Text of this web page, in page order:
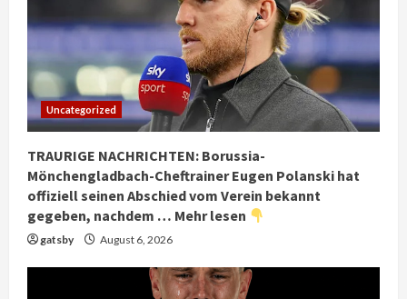
Uncategorized
TRAURIGE NACHRICHTEN: Borussia-
Mönchengladbach-Cheftrainer Eugen Polanski hat
offiziell seinen Abschied vom Verein bekannt
gegeben, nachdem … Mehr lesen
gatsby August 6, 2026